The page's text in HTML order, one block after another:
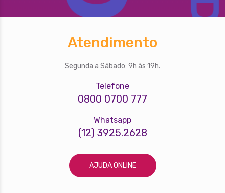
Atendimento
Segunda a Sábado: 9h às 19h.
Telefone
0800 0700 777
Whatsapp
(12) 3925.2628
AJUDA ONLINE